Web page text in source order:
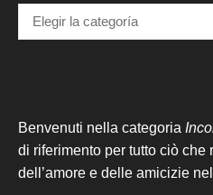
Categorías
Benvenuti nella categoria
di riferimento per tutto ciò che
dell’amore e delle amicizie